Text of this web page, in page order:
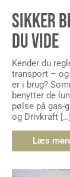
SIKKER
DU VIDE
Kender du
transport – og
er i brug?
benytter de
pølse på gas-
og Drivkraft […]
Læs